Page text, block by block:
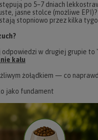
po 5–7 dniach
jasne stolce (możliwe EPI)?
stopniowo przez kilka
odpowiedzi w drugiej grupie
kału
żołądkiem — co
jako fundament